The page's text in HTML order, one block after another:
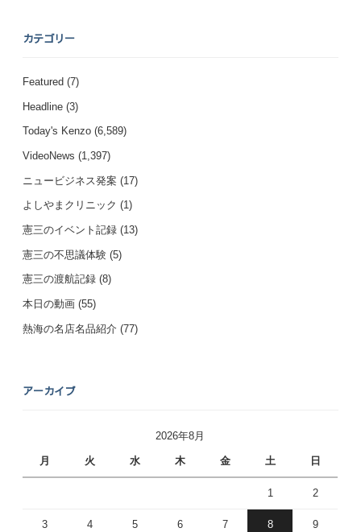
カテゴリー
Featured (7)
Headline (3)
Today's Kenzo (6,589)
VideoNews (1,397)
ニュービジネス発案 (17)
よしやまクリニック (1)
憲三のイベント記録 (13)
憲三の不思議体験 (5)
憲三の渡航記録 (8)
本日の動画 (55)
熱海の名店名品紹介 (77)
アーカイブ
2026年8月
月 火 水 木 金 土 日
1 2
3 4 5 6 7 8 9